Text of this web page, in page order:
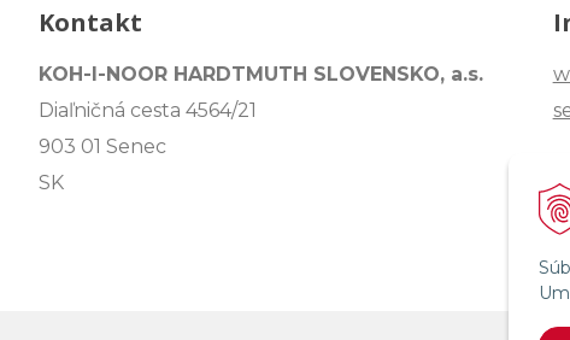
Kontakt
KOH-I-NOOR HARDTMUTH SLOVENSKO, a.s.
Diaľničná cesta 4564/21
903 01 Senec
SK